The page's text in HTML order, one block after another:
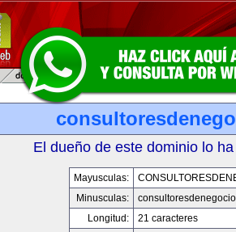
El dueño de este dominio lo
Mayusculas:
Minusculas:
Longitud:
21 caracteres